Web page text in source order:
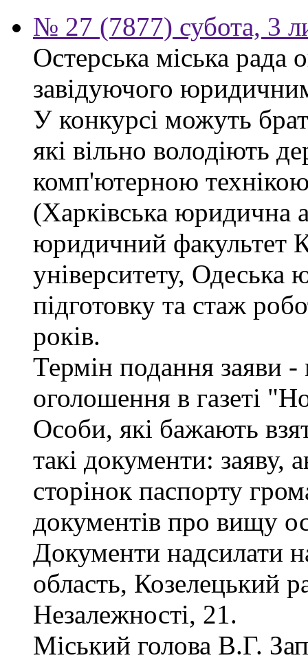
№ 27 (7877) субота, 3
Остерська міська рада
завідуючого
У конкурсі можуть
які вільно володіють
комп'ютерною
(Харківська юридична
юридичний факультет
університету, Одеська
підготовку та стаж
років.
Термін подання заяви -
оголошення в газеті
Особи, які бажають
такі документи: заяву,
сторінок паспорту
документів про вищу
Документи надсилати
область, Козелецький
Незалежності, 21.
Міський голова В.Г.